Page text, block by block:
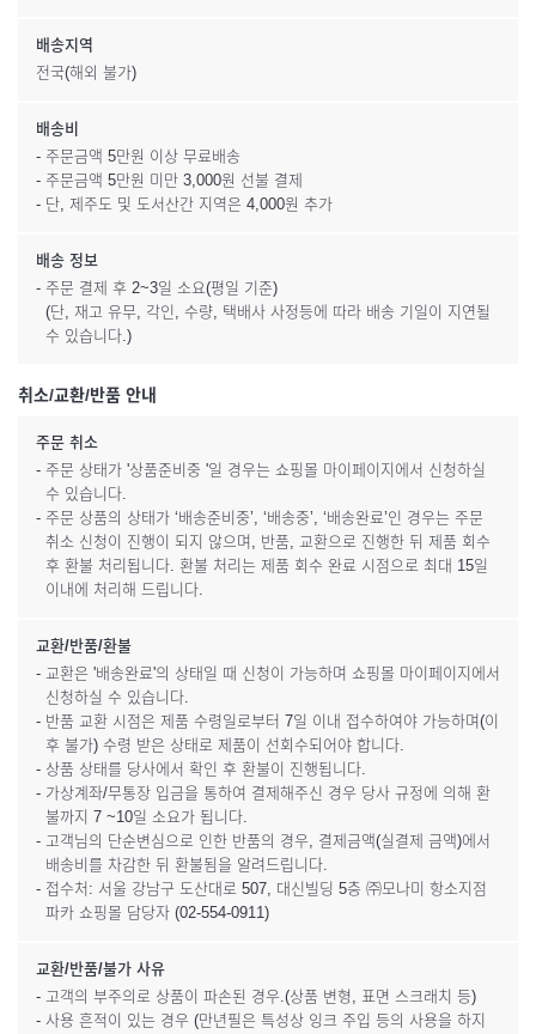
배송지역
전국(해외 불가)
배송비
- 주문금액 5만원 이상 무료배송
- 주문금액 5만원 미만 3,000원 선불 결제
- 단, 제주도 및 도서산간 지역은 4,000원 추가
배송 정보
- 주문 결제 후 2~3일 소요(평일 기준)
(단, 재고 유무, 각인, 수량, 택배사 사정등에 따라 배송 기일이 지연될
수 있습니다.)
취소/교환/반품 안내
주문 취소
- 주문 상태가 '상품준비중 '일 경우는 쇼핑몰 마이페이지에서 신청하실
수 있습니다.
- 주문 상품의 상태가 ‘배송준비중’, ‘배송중’, ‘배송완료’인 경우는 주문
취소 신청이 진행이 되지 않으며, 반품, 교환으로 진행한 뒤 제품 회수
후 환불 처리됩니다. 환불 처리는 제품 회수 완료 시점으로 최대 15일
이내에 처리해 드립니다.
교환/반품/환불
- 교환은 '배송완료'의 상태일 때 신청이 가능하며 쇼핑몰 마이페이지에서
신청하실 수 있습니다.
- 반품 교환 시점은 제품 수령일로부터 7일 이내 접수하여야 가능하며(이
후 불가) 수령 받은 상태로 제품이 선회수되어야 합니다.
- 상품 상태를 당사에서 확인 후 환불이 진행됩니다.
- 가상계좌/무통장 입금을 통하여 결제해주신 경우 당사 규정에 의해 환
불까지 7 ~10일 소요가 됩니다.
- 고객님의 단순변심으로 인한 반품의 경우, 결제금액(실결제 금액)에서
배송비를 차감한 뒤 환불됨을 알려드립니다.
- 접수처: 서울 강남구 도산대로 507, 대신빌딩 5층 ㈜모나미 항소지점
파카 쇼핑몰 담당자 (02-554-0911)
교환/반품/불가 사유
- 고객의 부주의로 상품이 파손된 경우.(상품 변형, 표면 스크래치 등)
- 사용 흔적이 있는 경우 (만년필은 특성상 잉크 주입 등의 사용을 하지